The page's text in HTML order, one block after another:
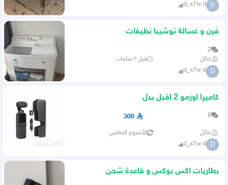
D
d_x7w d
فرن و غسالة توشيبا نظيفات
2
حائل
قبل ٣ ساعات
D
d_x7w d
كاميرا اوزمو 2 اقبل بدل
6
300
حائل الأسبوع الماضي
D
d_x7w d
بطاريات اكس بوكس و قاعدة شحن